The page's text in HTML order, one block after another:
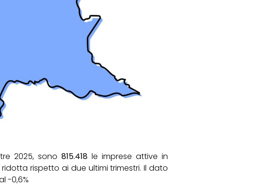
2025, sono 815.418le imprese attive in
rispetto ai due ultimi trimestri. Il dato
-0,6%